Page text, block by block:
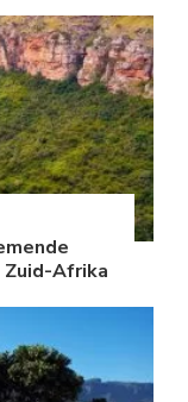
Afrika